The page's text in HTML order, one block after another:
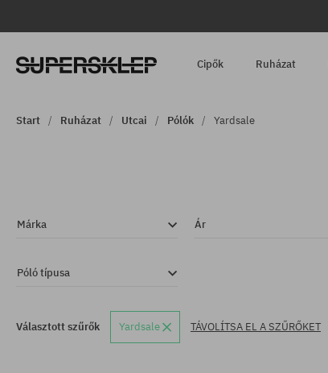
Cipők Ruházat
Start Ruházat Utcai Pólók Yardsale
Márka Ár
Póló típusa
Választott szűrők Yardsale TÁVOLÍTSA EL A SZŰRŐKET